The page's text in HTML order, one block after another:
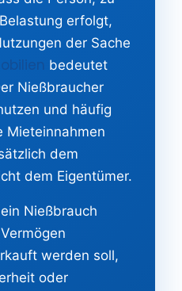
erfolgt,
der Sache
bedeutet
Nießbraucher
und häufig
Mieteinnahmen
dem
dem Eigentümer.
Nießbrauch
werden soll,
oder